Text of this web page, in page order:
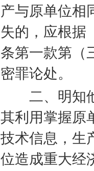
产与原单位相
失的，应根据
条第一款第（
密罪论处。
二、明知他
其利用掌握原
技术信息，生
位造成重大经